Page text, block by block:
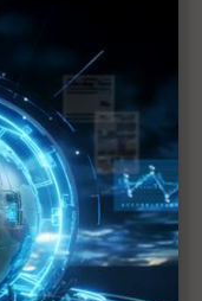
萬倍
射濃度超標
受輻射污染 2名送
表示不影響福島